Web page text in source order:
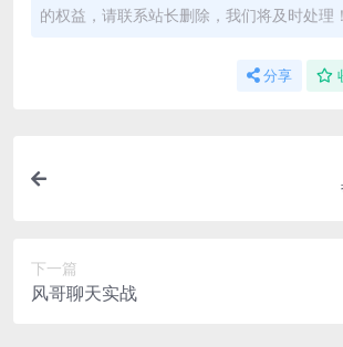
的权益，请联系站长删除，我们将及时处理！
分享
下一篇
风哥聊天实战